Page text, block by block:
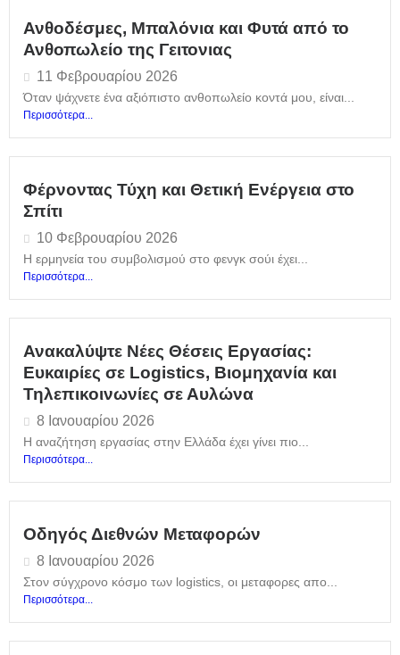
Ανθοδέσμες, Μπαλόνια και Φυτά από το
Ανθοπωλείο της Γειτονιας
11 Φεβρουαρίου 2026
Όταν ψάχνετε ένα αξιόπιστο ανθοπωλείο κοντά μου, είναι...
Περισσότερα...
Φέρνοντας Τύχη και Θετική Ενέργεια στο
Σπίτι
10 Φεβρουαρίου 2026
Η ερμηνεία του συμβολισμού στο φενγκ σούι έχει...
Περισσότερα...
Ανακαλύψτε Νέες Θέσεις Εργασίας:
Ευκαιρίες σε Logistics, Βιομηχανία και
Τηλεπικοινωνίες σε Αυλώνα
8 Ιανουαρίου 2026
Η αναζήτηση εργασίας στην Ελλάδα έχει γίνει πιο...
Περισσότερα...
Οδηγός Διεθνών Μεταφορών
8 Ιανουαρίου 2026
Στον σύγχρονο κόσμο των logistics, οι μεταφορες απο...
Περισσότερα...